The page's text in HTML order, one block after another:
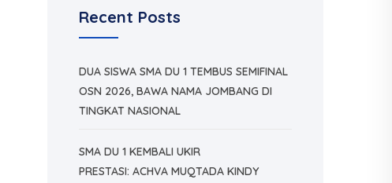
Recent Posts
DUA SISWA SMA DU 1 TEMBUS SEMIFINAL
OSN 2026, BAWA NAMA JOMBANG DI
TINGKAT NASIONAL
SMA DU 1 KEMBALI UKIR
PRESTASI: ACHVA MUQTADA KINDY